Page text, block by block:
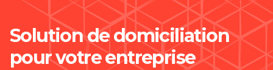
Solution de domiciliation
pour votre entreprise